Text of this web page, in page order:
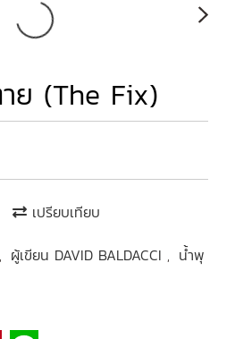
ย (The Fix)
เปรียบเทียบ
, ผู้เขียน DAVID BALDACCI , น้ำพุ